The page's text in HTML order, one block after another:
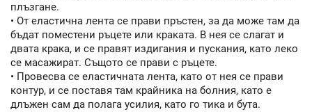
плъзгане.
• От еластична лента се прави пръстен, за да може там да
бъдат поместени ръцете или краката. В нея се слагат и
двата крака, и се правят издигания и пускания, като леко
се масажират. Същото се прави с ръцете.
• Провесва се еластичната лента, като от нея се прави
контур, и се поставя там крайника на болния, като е
длъжен сам да полага усилия, като го тика и бута.